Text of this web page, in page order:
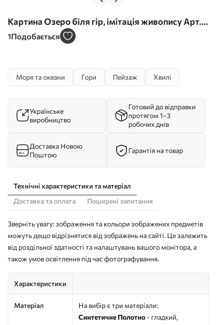
Картина Озеро біля гір, імітація живопису Арт.
s45344
1Подобається
Моря та океани Гори Пейзаж Хвилі
Українське
виробництво
Готовий до відправки
протягом 1–3
робочих днів
Доставка Новою
Поштою
Гарантія на товар
Технічні характеристики та матеріал
Доставка та оплата
Поширені запитання
Зверніть увагу: зображення та кольори зображених предметів
можуть дещо відрізнятися від зображень на сайті. Це залежить
від роздільної здатності та налаштувань вашого монітора, а
також умов освітлення під час фотографування.
Характеристики
Матеріал
На вибір є три матеріали:
Синтетичне Полотно - гладкий,